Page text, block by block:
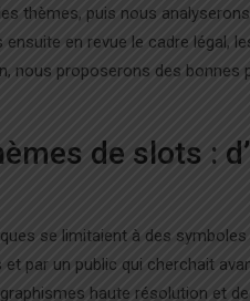
thèmes, puis nous
en revue le cadre légal,
nous proposerons des
de slots :
se limitaient à des
par un public qui cherchait
haute résolution et